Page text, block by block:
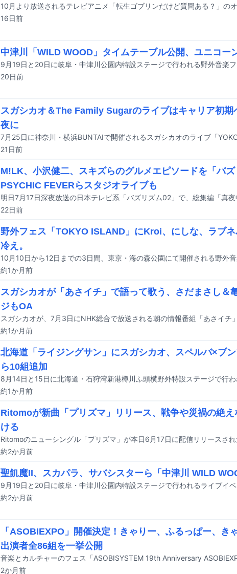
16日前
中津川「WILD WOOD」タイムテーブル公開、ユニコー
20日前
スガシカオ＆The Family Sugarのライブはキャリア初期
夜に
21日前
M!LK、小沢健二、スキズらのグルメエピソードを「バ
PSYCHIC FEVERらスタジオライブも
22日前
野外フェス「TOKYO ISLAND」にKroi、にしな、ラブ
冷え。
約1か月前
スガシカオが「あさイチ」で語って歌う、さだまさし＆
ジもOA
約1か月前
北海道「ライジングサン」にスガシカオ、スペルバ×ブ
ら10組追加
約1か月前
Ritomoが新曲「プリズマ」リリース、戦争や災禍の絶
ける
Ritomoのニューシングル「プリズマ」が本日6月17日に配信リリースされ
約2か月前
聖飢魔II、スカパラ、サバシスターら「中津川 WILD
約2か月前
「ASOBIEXPO」開催決定！きゃりー、ふるっぱー、き
出演者全86組を一挙公開
2か月前